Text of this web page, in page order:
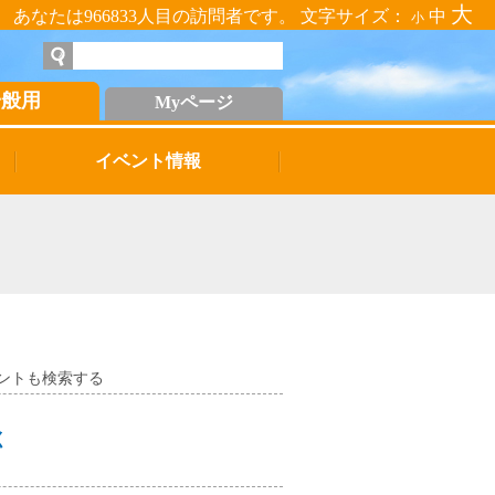
あなたは966833人目の訪問者です。 文字サイズ： 小 中 大
用 Myページ
イベント情報
トも検索する